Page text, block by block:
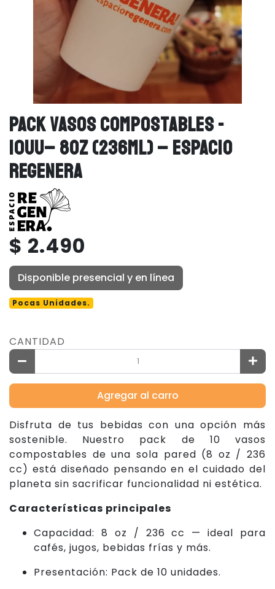
PACK VASOS COMPOSTABLES -
10UU– 8OZ (236ML) – ESPACIO
REGENERA
$ 2.490
Disponible presencial y en línea
Pocas Unidades.
CANTIDAD
Agregar al carro
Disfruta de tus bebidas con una opción más
sostenible. Nuestro pack de 10 vasos
compostables de una sola pared (8 oz / 236
cc) está diseñado pensando en el cuidado del
planeta sin sacrificar funcionalidad ni estética.
Características principales
Capacidad: 8 oz / 236 cc — ideal para
cafés, jugos, bebidas frías y más.
Presentación: Pack de 10 unidades.